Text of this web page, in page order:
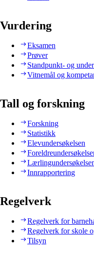
Vurdering
Eksamen
Prøver
Standpunkt- og
Vitnemål og
Tall og forskning
Forskning
Statistikk
Elevundersøkelsen
Innrapportering
Regelverk
Regelverk for
Regelverk for skole
Tilsyn